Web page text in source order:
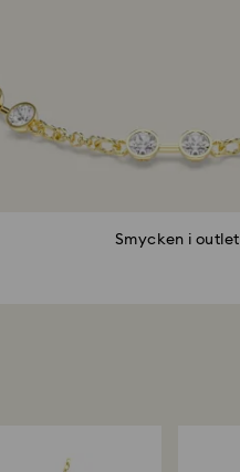
Smycken i outlet